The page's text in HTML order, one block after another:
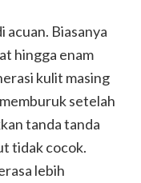
acuan. Biasanya
hingga enam
kulit masing
setelah
tanda tanda
tidak cocok.
lebih